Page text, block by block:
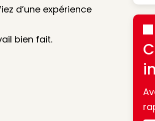
d’une expérience
bien fait.